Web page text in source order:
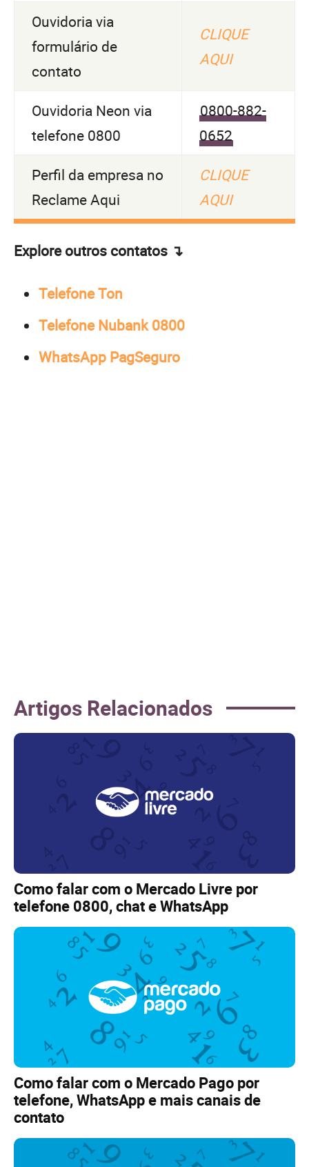
Ouvidoria via
formulário de
contato
CLIQUE
AQUI
Ouvidoria Neon via
telefone 0800
0800-882-
0652
Perfil da empresa no
Reclame Aqui
CLIQUE
AQUI
Explore outros contatos ↴
Telefone Ton
Telefone Nubank 0800
WhatsApp PagSeguro
Artigos Relacionados
Como falar com o Mercado Livre por
telefone 0800, chat e WhatsApp
Como falar com o Mercado Pago por
telefone, WhatsApp e mais canais de
contato